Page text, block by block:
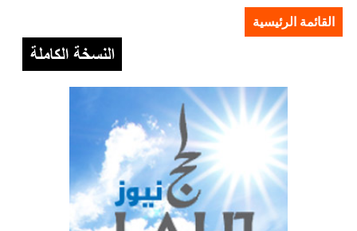
القائمة الرئيسية